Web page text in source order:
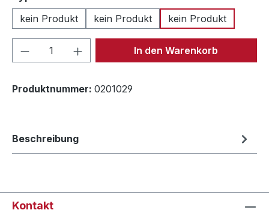
kein Produkt
kein Produkt kein Produkt
Produkt Anzahl: Gib denIn den Warenkorb
Produktnummer: 0201029
Beschreibung
Kontakt